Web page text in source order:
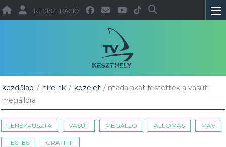
REGISZTRÁCIÓ
kezdőlap / híreink / közélet / madarakat festettek a vasúti
megállóra
FENÉKPUSZTA VASÚT MEGÁLLÓ ÁLLOMÁS MÁV
FESTÉS GRAFFITI